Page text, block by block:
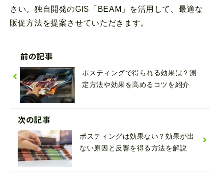
さい。独自開発のGIS「BEAM」を活用して、最適な
販促方法を提案させていただきます。
前の記事
ポスティングで得られる効果は？測
定方法や効果を高めるコツを紹介
次の記事
ポスティングは効果ない？効果が出
ない原因と反響を得る方法を解説